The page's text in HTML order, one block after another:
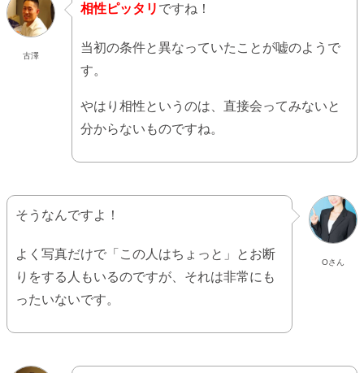
古澤
相性ピッタリ ですね！
当初の条件と異なっていたことが嘘のようで
す。
やはり相性というのは、直接会ってみないと
分からないものですね。
Oさん
そうなんですよ！
よく写真だけで「この人はちょっと」とお断
りをする人もいるのですが、それは非常にも
ったいないです。